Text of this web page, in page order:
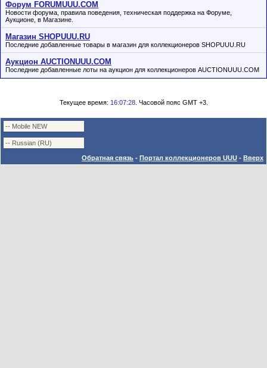
Форум FORUMUUU.COM
Новости форума, правила поведения, техническая поддержка на Форуме,
Аукционе, в Магазине.
Магазин SHOPUUU.RU
Последние добавленные товары в магазин для коллекционеров SHOPUUU.RU
Аукцион AUCTIONUUU.COM
Последние добавленные лоты на аукцион для коллекционеров AUCTIONUUU.COM
Текущее время: 16:07:28. Часовой пояс GMT +3.
Обратная связь - Портал коллекционеров UUU - Вверх